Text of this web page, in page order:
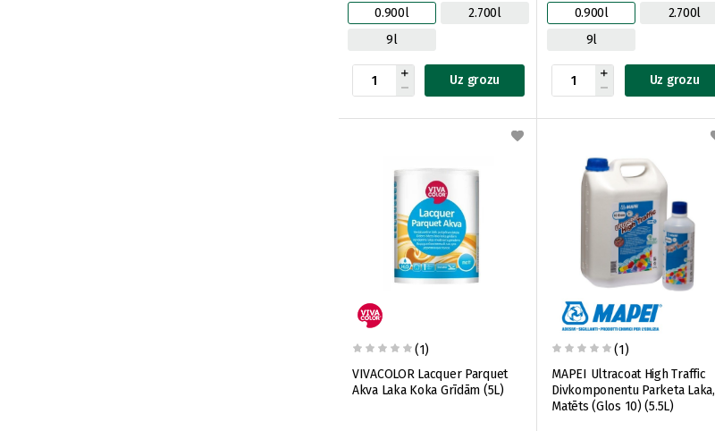
0.900l
2.700l
9l
Uz grozu
0.900l
2.700l
9l
Uz grozu
(1)
VIVACOLOR Lacquer Parquet
Akva Laka Koka Grīdām (5L)
(1)
MAPEI Ultracoat High Traffic
Divkomponentu Parketa Laka,
Matēts (Glos 10) (5.5L)